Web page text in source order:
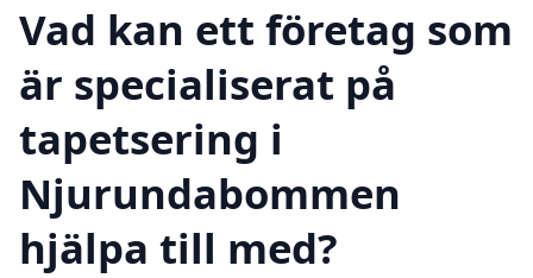
Vad kan ett företag som
är specialiserat på
tapetsering i
Njurundabommen
hjälpa till med?